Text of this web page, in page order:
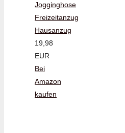
Jogginghose
Freizeitanzug
Hausanzug
19,98
EUR
Bei
Amazon
kaufen